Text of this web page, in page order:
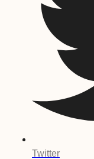
Twitter